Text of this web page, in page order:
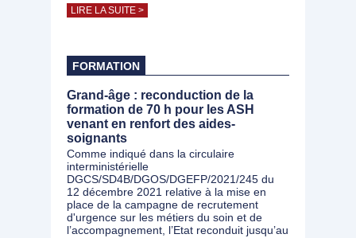
LIRE LA SUITE >
FORMATION
Grand-âge : reconduction de la
formation de 70 h pour les ASH
venant en renfort des aides-
soignants
Comme indiqué dans la circulaire
interministérielle
DGCS/SD4B/DGOS/DGEFP/2021/245 du
12 décembre 2021 relative à la mise en
place de la campagne de recrutement
d'urgence sur les métiers du soin et de
l’accompagnement, l’Etat reconduit jusqu’au